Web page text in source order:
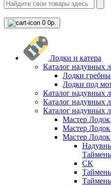
0 0р.
Лодки и катера
Каталог надувных
Лодки
Лодки под
Каталог надувных
Каталог надувных
Каталог надувных
Мастер
Мастер
Мастер
СК